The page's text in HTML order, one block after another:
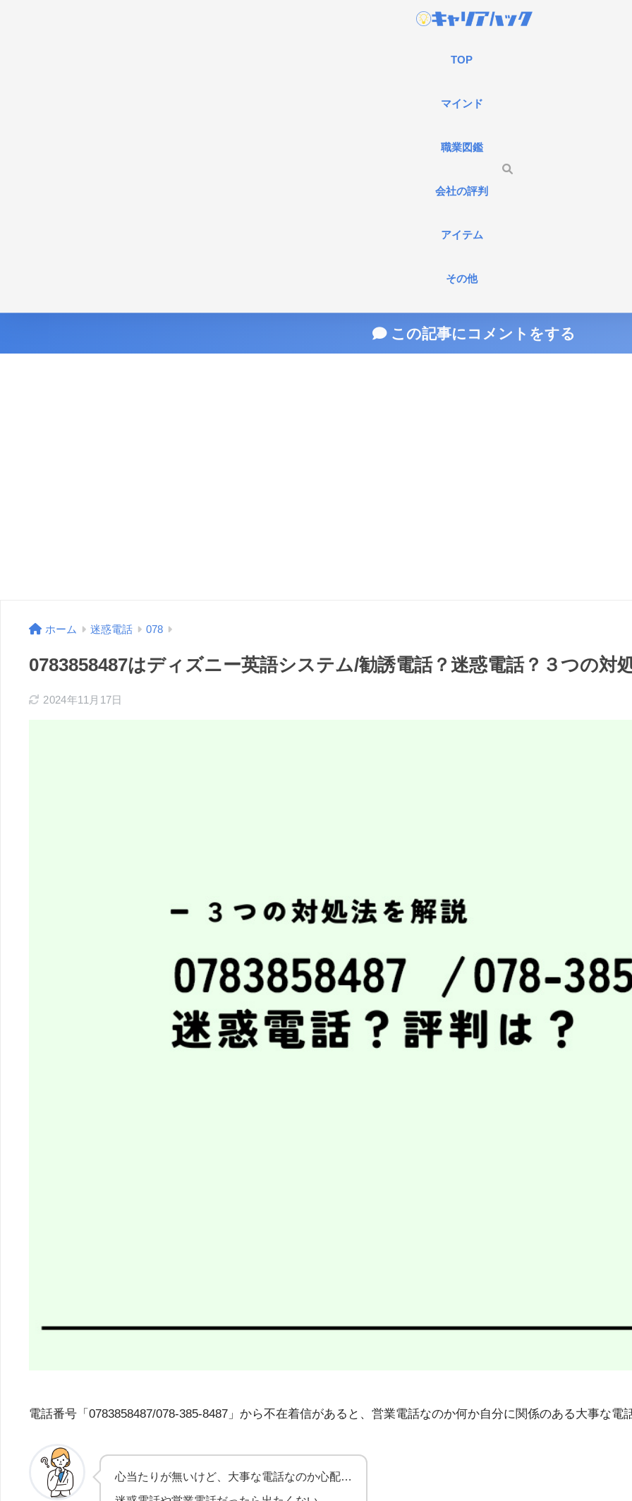
TOP
マインド
職業図鑑
会社の評判
アイテム
その他
この記事にコメントをする
ホーム 迷惑電話 078
0783858487はディズニー英語システム/勧誘電話？迷惑電話？３つの対
2024年11月17日
電話番号「0783858487/078-385-8487」から不在着信があると、営業電話なのか何か自分に関係のある大事な
心当たりが無いけど、大事な電話なのか心配…